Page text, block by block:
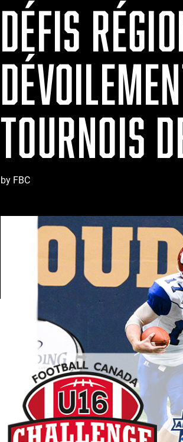
DÉFIS
TOURNOIS
by FBC